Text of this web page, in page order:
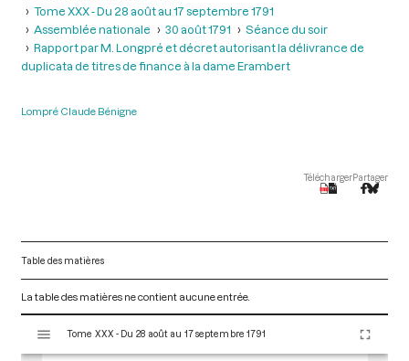
Tome XXX - Du 28 août au 17 septembre 1791
Assemblée nationale
30 août 1791
Séance du soir
Rapport par M. Longpré et décret autorisant la délivrance de
duplicata de titres de finance à la dame Erambert
Lompré Claude Bénigne
TéléchargerPartager
Table des matières
La table des matières ne contient aucune entrée.
s
Tome XXX - Du 28 août au 17 septembre 1791